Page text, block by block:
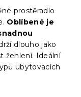
prostěradlo
Oblíbené je
dlouho jako
žehlení. Ideální
ubytovacích